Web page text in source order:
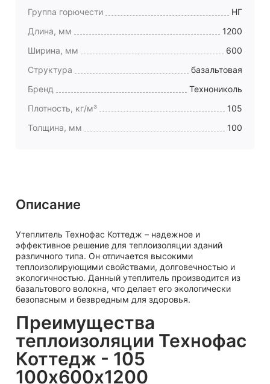
Группа горючести
НГ
Длина, мм
1200
Ширина, мм
600
Структура
базальтовая
Бренд
Технониколь
Плотность, кг/м³
105
Толщина, мм
100
Описание
Утеплитель Технофас Коттедж – надежное и
эффективное решение для теплоизоляции зданий
различного типа. Он отличается высокими
теплоизолирующими свойствами, долговечностью и
экологичностью. Данный утеплитель производится из
базальтового волокна, что делает его экологически
безопасным и безвредным для здоровья.
Преимущества
теплоизоляции Технофас
Коттедж - 105
100х600х1200